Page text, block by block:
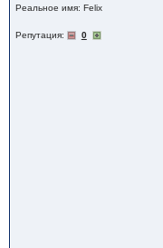
Реальное имя: Felix
Репутация: 0